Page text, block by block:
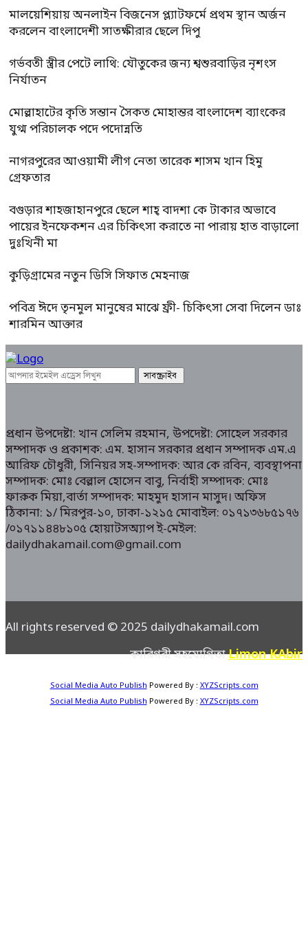
মালয়েশিয়ায় অনলাইন বিজনেস প্ল্যাটফর্মে প্রথম স্থান অর্জন
করলেন বাংলাদেশী সাতক্ষীরার ছেলে দিপু
গর্ভবতী স্ত্রীর পেটে লাথি: যৌতুকের জন্য শ্বশুরবাড়ির নৃশংস
নির্যাতন
মোল্লাহাটের কৃতি সন্তান সৈকত মোহান্তর বাংলাদেশ ব্যাংকের
যুগ্ম পরিচালক পদে পদোন্নতি
নাগরপুরের আওয়ামী লীগ নেতা তারেক শাসম খান হিমু
গ্রেফতার
বগুড়ার শাহজাহানপুরে ছেলে শাহ্ বাদশা কে টাকার অভাবে
পায়ের ইনফেকশন এর চিকিৎসা করাতে না পারায় হাত বাড়ালো
দুঃখিনী মা
কুড়িগ্রামের নতুন ডিসি সিফাত মেহনাজ
পবিত্র ঈদে তৃনমুল মানুষের মাঝে ফ্রী- চিকিৎসা সেবা দিলেন ডাঃ
শারমিন আক্তার
প্রধান উপদেষ্টা: খান সেলিম রহমান, উপদেষ্টা: সোহেল সরকার
সম্পাদক ও প্রকাশক: এম. হাসান সরকার প্রধান সম্পাদক এম.এ
আরিফ চৌধুরী, সিনিয়র সহ-সম্পাদক: আর কে রবিন, ব্যবস্থাপনা
সম্পাদক: মোঃ বেল্লাল হোসেন বাবু, নির্বাহী সম্পাদক: মোঃ
ফারুক মিয়া,বার্তা সম্পাদক: মাহমুদ হাসান মাসুদ। অফিস
ঠিকানা: ১/ মিরপুর-১০, ঢাকা-১২১৫ মোবাইল: ০১৭১৩৬৮৫১৭৬
/০১৭১১৪৪৮১০৫ হোয়াটসঅ্যাপ ই-মেইল:
dailydhakamail.com@gmail.com
All rights reserved © 2025 dailydhakamail.com
কারিগরী সহযোগিতাLimon KAbir
Social Media Auto Publish Powered By : XYZScripts.com
Social Media Auto Publish Powered By : XYZScripts.com